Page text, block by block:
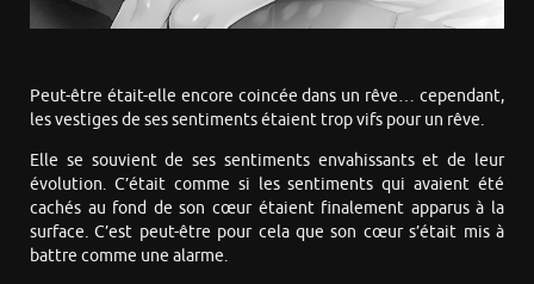
Peut-être était-elle encore coincée dans un rêve… cependant,
les vestiges de ses sentiments étaient trop vifs pour un rêve.
Elle se souvient de ses sentiments envahissants et de leur
évolution. C’était comme si les sentiments qui avaient été
cachés au fond de son cœur étaient finalement apparus à la
surface. C’est peut-être pour cela que son cœur s’était mis à
battre comme une alarme.